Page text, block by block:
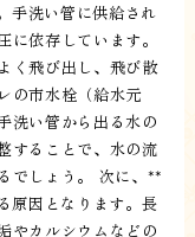
手洗い管に供給され
依存しています。
く飛び出し、飛び散
の市水栓（給水元
洗い管から出る水の
することで、水の流
でしょう。 次に、**
原因となります。長
やカルシウムなどの